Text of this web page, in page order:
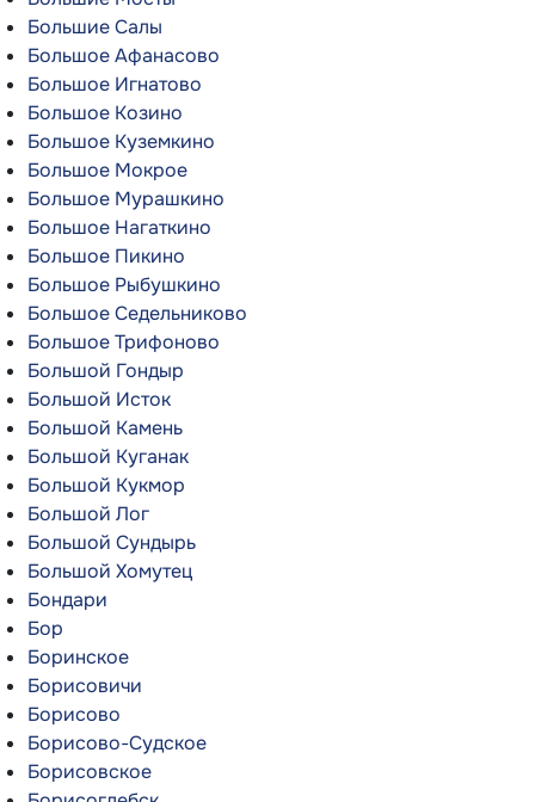
Большие Салы
Большое Афанасово
Большое Игнатово
Большое Козино
Большое Куземкино
Большое Мокрое
Большое Мурашкино
Большое Нагаткино
Большое Пикино
Большое Рыбушкино
Большое Седельниково
Большое Трифоново
Большой Гондыр
Большой Исток
Большой Камень
Большой Куганак
Большой Кукмор
Большой Лог
Большой Сундырь
Большой Хомутец
Бондари
Бор
Боринское
Борисовичи
Борисово
Борисово-Судское
Борисовское